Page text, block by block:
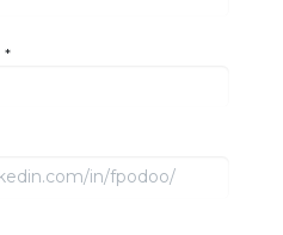
*